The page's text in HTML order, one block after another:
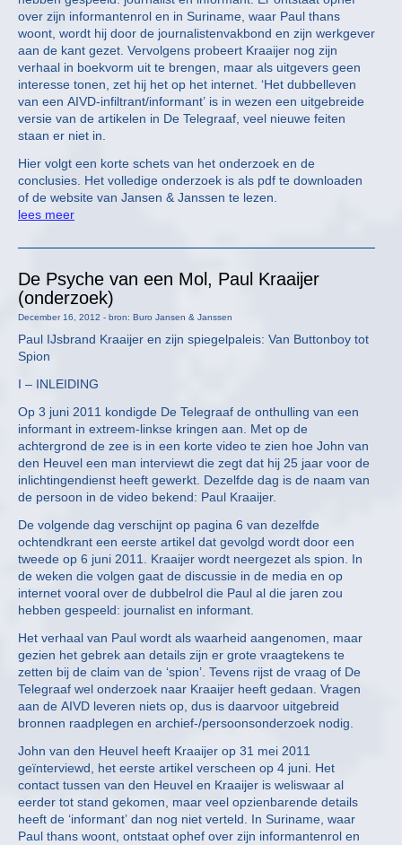
over zijn informantenrol en in Suriname, waar Paul thans
woont, wordt hij door de journalistenvakbond en zijn werkgever
aan de kant gezet. Vervolgens probeert Kraaijer nog zijn
verhaal in boekvorm uit te brengen, maar als uitgevers geen
interesse tonen, zet hij het op het internet. ‘Het dubbelleven
van een AIVD-infiltrant/informant’ is in wezen een uitgebreide
versie van de artikelen in De Telegraaf, veel nieuwe feiten
staan er niet in.
Hier volgt een korte schets van het onderzoek en de
conclusies. Het volledige onderzoek is als pdf te downloaden
of de website van Jansen & Janssen te lezen.
lees meer
De Psyche van een Mol, Paul Kraaijer
(onderzoek)
December 16, 2012 - bron: Buro Jansen & Janssen
Paul IJsbrand Kraaijer en zijn spiegelpaleis: Van Buttonboy tot
Spion
I – INLEIDING
Op 3 juni 2011 kondigde De Telegraaf de onthulling van een
informant in extreem-linkse kringen aan. Met op de
achtergrond de zee is in een korte video te zien hoe John van
den Heuvel een man interviewt die zegt dat hij 25 jaar voor de
inlichtingendienst heeft gewerkt. Dezelfde dag is de naam van
de persoon in de video bekend: Paul Kraaijer.
De volgende dag verschijnt op pagina 6 van dezelfde
ochtendkrant een eerste artikel dat gevolgd wordt door een
tweede op 6 juni 2011. Kraaijer wordt neergezet als spion. In
de weken die volgen gaat de discussie in de media en op
internet vooral over de dubbelrol die Paul al die jaren zou
hebben gespeeld: journalist en informant.
Het verhaal van Paul wordt als waarheid aangenomen, maar
gezien het gebrek aan details zijn er grote vraagtekens te
zetten bij de claim van de ‘spion’. Tevens rijst de vraag of De
Telegraaf wel onderzoek naar Kraaijer heeft gedaan. Vragen
aan de AIVD leveren niets op, dus is daarvoor uitgebreid
bronnen raadplegen en archief-/persoonsonderzoek nodig.
John van den Heuvel heeft Kraaijer op 31 mei 2011
geïnterviewd, het eerste artikel verscheen op 4 juni. Het
contact tussen van den Heuvel en Kraaijer is weliswaar al
eerder tot stand gekomen, maar veel opzienbarende details
heeft de ‘informant’ dan nog niet verteld. In Suriname, waar
Paul thans woont, ontstaat ophef over zijn informantenrol en